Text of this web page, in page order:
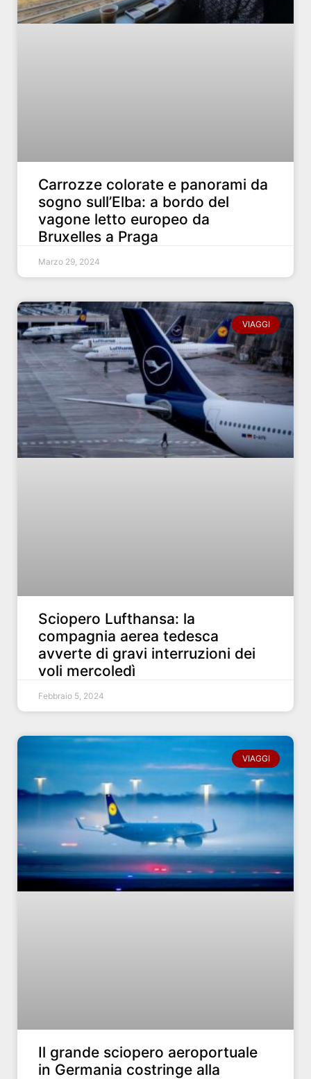
Carrozze colorate e panorami da
sogno sull’Elba: a bordo del
vagone letto europeo da
Bruxelles a Praga
Marzo 29, 2024
VIAGGI
Sciopero Lufthansa: la
compagnia aerea tedesca
avverte di gravi interruzioni dei
voli mercoledì
Febbraio 5, 2024
VIAGGI
Il grande sciopero aeroportuale
in Germania costringe alla